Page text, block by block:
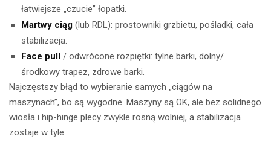
łatwiejsze „czucie” łopatki.
Martwy ciąg (lub RDL): prostowniki grzbietu, pośladki, cała
stabilizacja.
Face pull
/ odwrócone rozpiętki: tylne barki, dolny/
środkowy trapez, zdrowe barki.
Najczęstszy błąd to wybieranie samych „ciągów na
maszynach”, bo są wygodne. Maszyny są OK, ale bez solidnego
wiosła i hip-hinge plecy zwykle rosną wolniej, a stabilizacja
zostaje w tyle.